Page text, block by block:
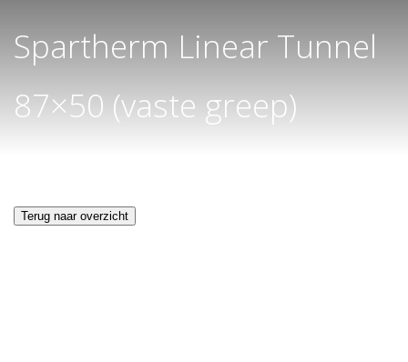
Spartherm Linear Tunnel
87×50 (vaste greep)
Terug naar overzicht